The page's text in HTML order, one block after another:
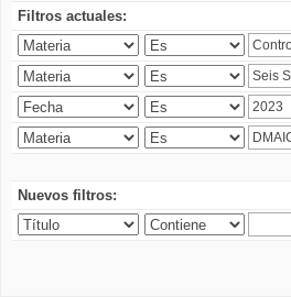
Filtros actuales:
Nuevos filtros: